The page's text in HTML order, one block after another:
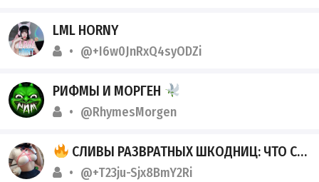
LML HORNY
@+I6w0JnRxQ4syODZi
РИФМЫ И МОРГЕН
@RhymesMorgen
СЛИВЫ РАЗВРАТНЫХ ШКОДНИЦ: ЧТО СКРЫВАЮТ ИХ ТЕЛЕФОНЫ
@+T23ju-Sjx8BmY2Ri